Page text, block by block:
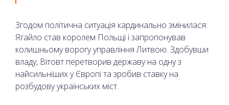
Згодом політична ситуація кардинально змінилася:
Ягайло став королем Польщі і запропонував
колишньому ворогу управління Литвою. Здобувши
владу, Вітовт перетворив державу на одну з
найсильніших у Європі та зробив ставку на
розбудову українських міст.